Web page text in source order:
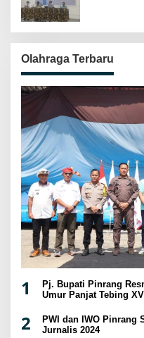
Olahraga Terbaru
1
Pj. Bupati Pinrang
Umur Panjat Tebing
2
PWI dan IWO Pinrang
Jurnalis 2024